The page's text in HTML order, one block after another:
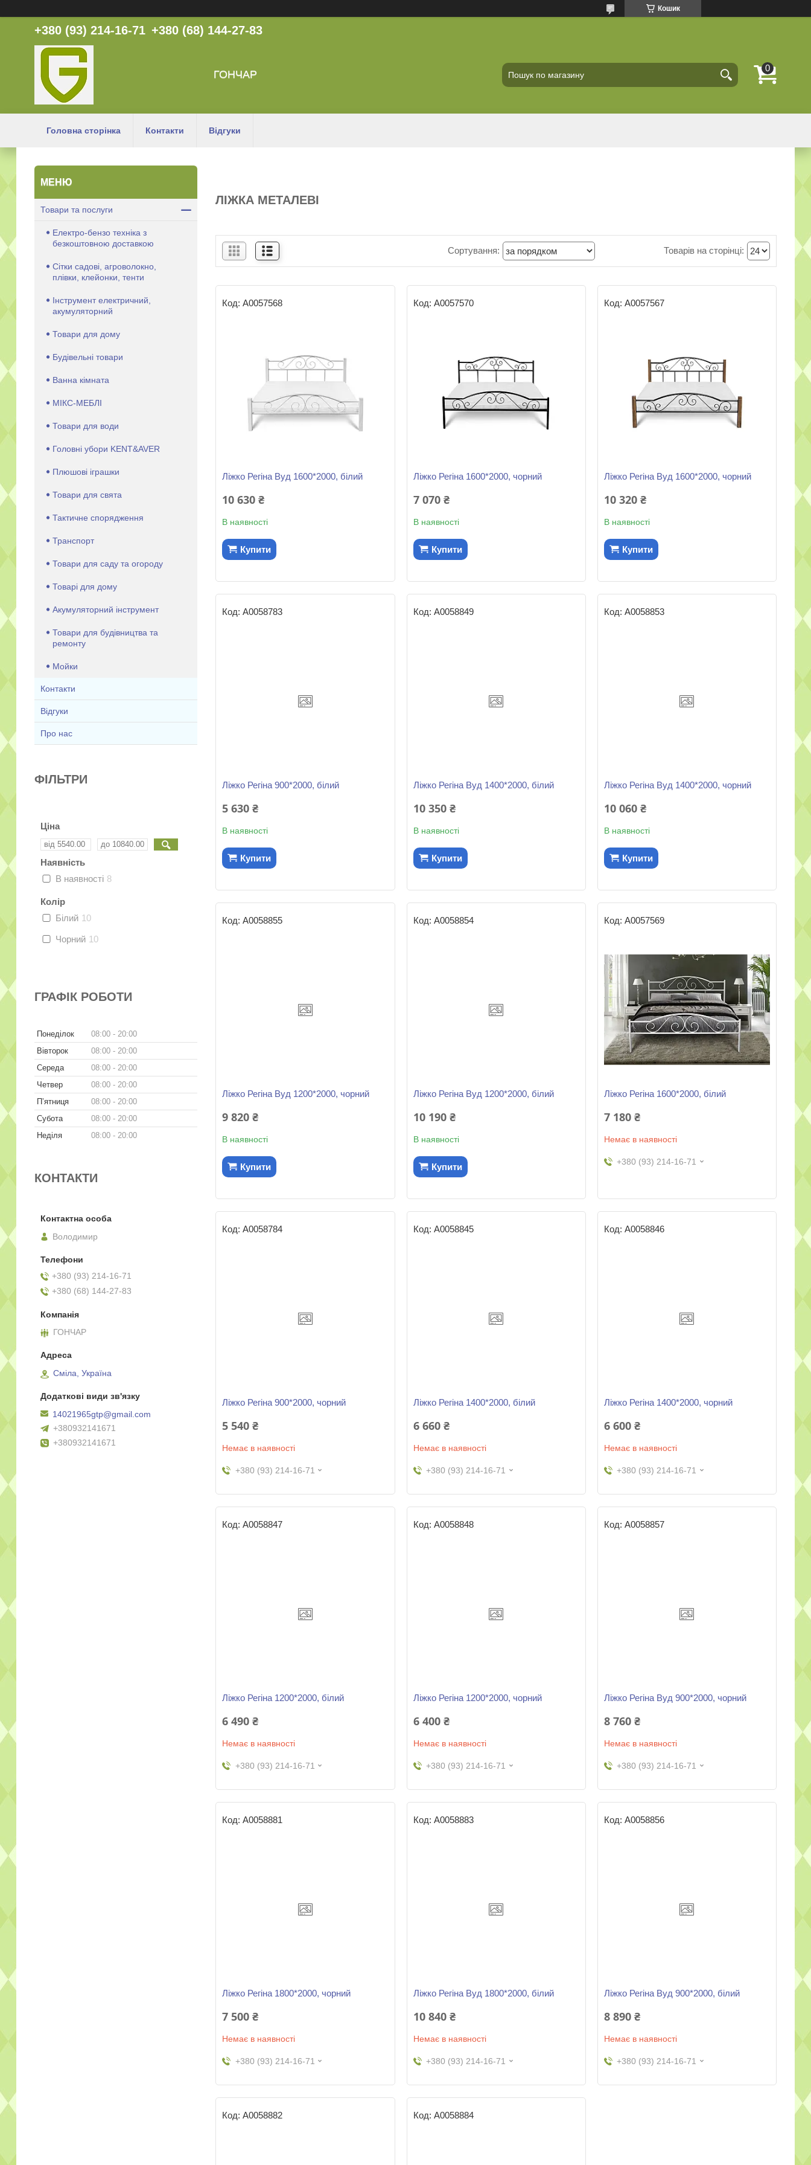
Кошик
+380 (93) 214-16-71 +380 (68) 144-27-83
ГОНЧАР
Головна сторінка Контакти Відгуки
ЛІЖКА МЕТАЛЕВІ
А0057568
Ліжко Регіна Вуд 1600*2000, білий
10 630 ₴
В наявності
Купити
А0057570
Ліжко Регіна 1600*2000, чорний
7 070 ₴
В наявності
Купити
А0057567
Ліжко Регіна Вуд 1600*2000, чорний
10 320 ₴
В наявності
Купити
А0058783
Ліжко Регіна 900*2000, білий
5 630 ₴
В наявності
Купити
А0058849
Ліжко Регіна Вуд 1400*2000, білий
10 350 ₴
В наявності
Купити
А0058853
Ліжко Регіна Вуд 1400*2000, чорний
10 060 ₴
В наявності
Купити
А0058855
Ліжко Регіна Вуд 1200*2000, чорний
9 820 ₴
В наявності
Купити
А0058854
Ліжко Регіна Вуд 1200*2000, білий
10 190 ₴
В наявності
Купити
А0057569
Ліжко Регіна 1600*2000, білий
7 180 ₴
Немає в наявності
+380 (93) 214-16-71
А0058784
Ліжко Регіна 900*2000, чорний
5 540 ₴
Немає в наявності
+380 (93) 214-16-71
А0058845
Ліжко Регіна 1400*2000, білий
6 660 ₴
Немає в наявності
+380 (93) 214-16-71
А0058846
Ліжко Регіна 1400*2000, чорний
6 600 ₴
Немає в наявності
+380 (93) 214-16-71
А0058847
Ліжко Регіна 1200*2000, білий
6 490 ₴
Немає в наявності
+380 (93) 214-16-71
А0058848
Ліжко Регіна 1200*2000, чорний
6 400 ₴
Немає в наявності
+380 (93) 214-16-71
А0058857
Ліжко Регіна Вуд 900*2000, чорний
8 760 ₴
Немає в наявності
+380 (93) 214-16-71
А0058881
Ліжко Регіна 1800*2000, чорний
7 500 ₴
Немає в наявності
+380 (93) 214-16-71
А0058883
Ліжко Регіна Вуд 1800*2000, білий
10 840 ₴
Немає в наявності
+380 (93) 214-16-71
А0058856
Ліжко Регіна Вуд 900*2000, білий
8 890 ₴
Немає в наявності
+380 (93) 214-16-71
А0058882 А0058884
Товари та послуги
Електро-бензо техніка з
безкоштовною доставкою
Сітки садові, агроволокно,
плівки, клейонки, тенти
Інструмент електричний,
акумуляторний
Товари для дому
Будівельні товари
Ванна кімната
МІКС-МЕБЛІ
Товари для води
Головні убори KENT&AVER
Плюшові іграшки
Товари для свята
Тактичне спорядження
Транспорт
Товари для саду та огороду
Товарі для дому
Акумуляторний інструмент
Товари для будівництва та
ремонту
Мойки
Контакти
Відгуки
Про нас
ФІЛЬТРИ
Ціна
Наявність
В наявності 8
Колір
Білий 10
Чорний 10
ГРАФІК РОБОТИ
Понеділок 08:00
20:00
Вівторок
08:00
20:00
Середа
08:00
20:00
Четвер
08:00
20:00
Пʼятниця
08:00
20:00
Субота
08:00
20:00
Неділя
08:00 20:00
КОНТАКТИ
Володимир
+380 (93) 214-16-71
+380 (68) 144-27-83
ГОНЧАР
Сміла, Україна
14021965gtp@gmail.com
+380932141671
+380932141671